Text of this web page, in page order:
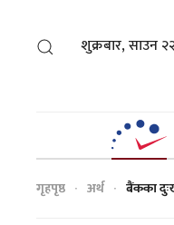
शुक्रबार, साउन
गृहपृष्ठ अर्थ बैंकका